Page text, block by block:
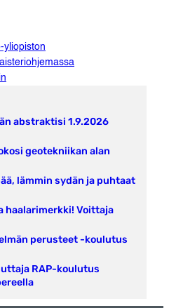
yliopiston
abstraktisi 1.9.2026
geotekniikan alan
lämmin sydän ja puhtaat
haalarimerkki! Voittaja
perusteet -koulutus
RAP-koulutus